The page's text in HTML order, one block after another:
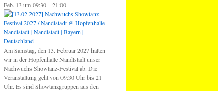
Feb. 13 um 09:30 – 21:00
Am Samstag, den 13. Februar 2027 halten
wir in der Hopfenhalle Nandlstadt unser
Nachwuchs Showtanz-Festival ab. Die
Veranstaltung geht von 09:30 Uhr bis 21
Uhr. Es sind Showtanzgruppen aus den